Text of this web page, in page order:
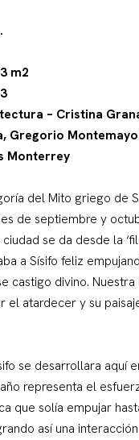
m2
– Cristina
Gregorio
Monterrey
del Mito griego de
de septiembre y
se da desde la
a Sísifo feliz
castigo divino.
el atardecer y su
se desarrollara
representa el
que solía empujar
así una